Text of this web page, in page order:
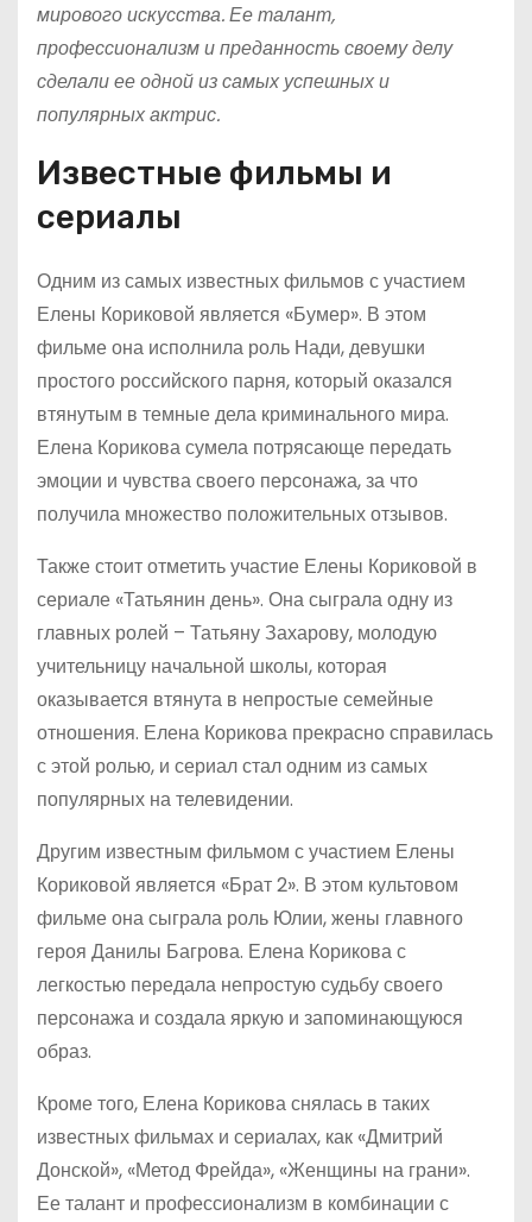
мирового искусства. Ее талант,
профессионализм и преданность своему делу
сделали ее одной из самых успешных и
популярных актрис.
Известные фильмы и
сериалы
Одним из самых известных фильмов с участием
Елены Кориковой является «Бумер». В этом
фильме она исполнила роль Нади, девушки
простого российского парня, который оказался
втянутым в темные дела криминального мира.
Елена Корикова сумела потрясающе передать
эмоции и чувства своего персонажа, за что
получила множество положительных отзывов.
Также стоит отметить участие Елены Кориковой в
сериале «Татьянин день». Она сыграла одну из
главных ролей – Татьяну Захарову, молодую
учительницу начальной школы, которая
оказывается втянута в непростые семейные
отношения. Елена Корикова прекрасно справилась
с этой ролью, и сериал стал одним из самых
популярных на телевидении.
Другим известным фильмом с участием Елены
Кориковой является «Брат 2». В этом культовом
фильме она сыграла роль Юлии, жены главного
героя Данилы Багрова. Елена Корикова с
легкостью передала непростую судьбу своего
персонажа и создала яркую и запоминающуюся
образ.
Кроме того, Елена Корикова снялась в таких
известных фильмах и сериалах, как «Дмитрий
Донской», «Метод Фрейда», «Женщины на грани».
Ее талант и профессионализм в комбинации с